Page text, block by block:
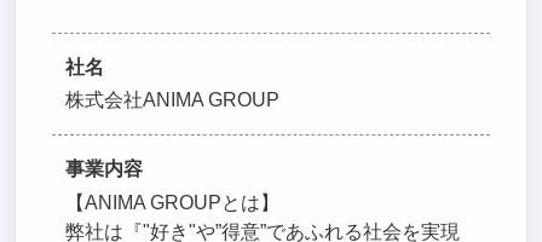
社名
株式会社ANIMA GROUP
事業内容
【ANIMA GROUPとは】
弊社は『"好き"や”得意”であふれる社会を実現